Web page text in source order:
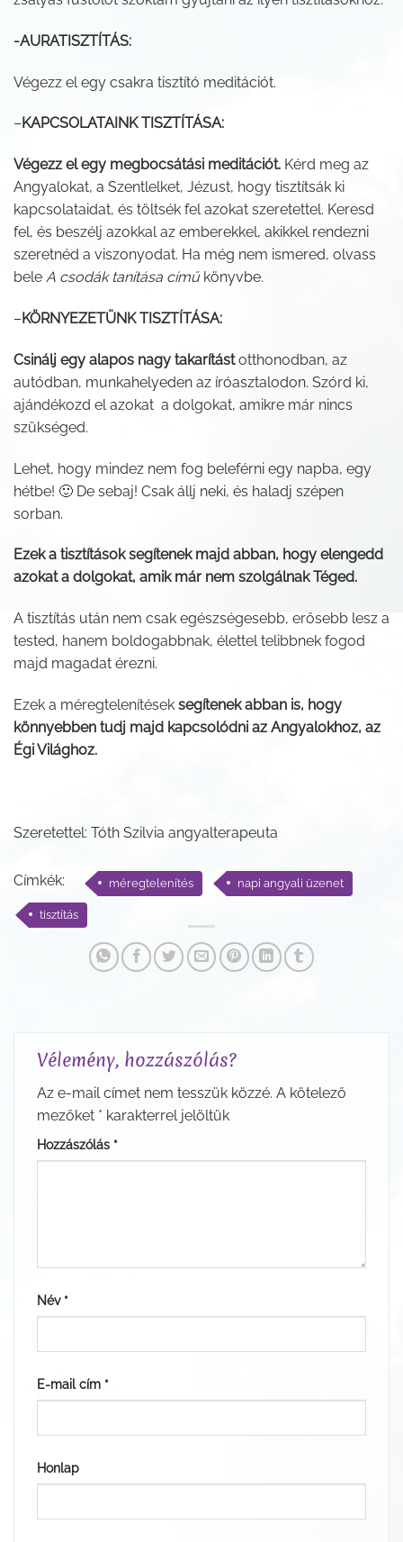
-AURATISZTÍTÁS:
Végezz el egy csakra tisztító meditációt.
– KAPCSOLATAINK TISZTÍTÁSA:
Végezz el egy megbocsátási meditációt. Kérd meg az
Angyalokat, a Szentlelket, Jézust, hogy tisztítsák ki
kapcsolataidat, és töltsék fel azokat szeretettel. Keresd
fel, és beszélj azokkal az emberekkel, akikkel rendezni
szeretnéd a viszonyodat. Ha még nem ismered, olvass
bele A csodák tanítása címűkönyvbe.
–KÖRNYEZETÜNK TISZTÍTÁSA:
Csinálj egy alapos nagy takarítástotthonodban, az
autódban, munkahelyeden az íróasztalodon. Szórd ki,
ajándékozd el azokat a dolgokat, amikre már nincs
szükséged.
Lehet, hogy mindez nem fog beleférni egy napba, egy
hétbe! 🙂 De sebaj! Csak állj neki, és haladj szépen
sorban.
Ezek a tisztítások segítenek majd abban, hogy elengedd
azokat a dolgokat, amik már nem szolgálnak Téged.
A tisztítás után nem csak egészségesebb, erősebb lesz a
tested, hanem boldogabbnak, élettel telibbnek fogod
majd magadat érezni.
Ezek a méregtelenítések segítenek abban is, hogy
könnyebben tudj majd kapcsolódni az Angyalokhoz, az
Égi Világhoz.
Szeretettel: Tóth Szilvia angyalterapeuta
Címkék: méregtelenítés napi angyali üzenet
tisztítás
Vélemény, hozzászólás?
Az e-mail címet nem tesszük közzé. A kötelező
mezőket * karakterrel jelöltük
Hozzászólás *
Név *
E-mail cím *
Honlap